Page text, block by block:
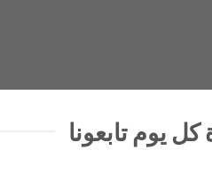
يوم تابعونا